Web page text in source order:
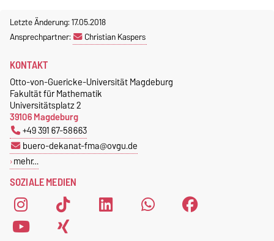
Letzte Änderung: 17.05.2018
Ansprechpartner:
Christian Kaspers
SOZIALE MEDIEN
KONTAKT
Otto-von-Guericke-Universität Magdeburg
Fakultät für Mathematik
Universitätsplatz 2
39106 Magdeburg
+49 391 67-58663
buero-dekanat-fma@ovgu.de
mehr…